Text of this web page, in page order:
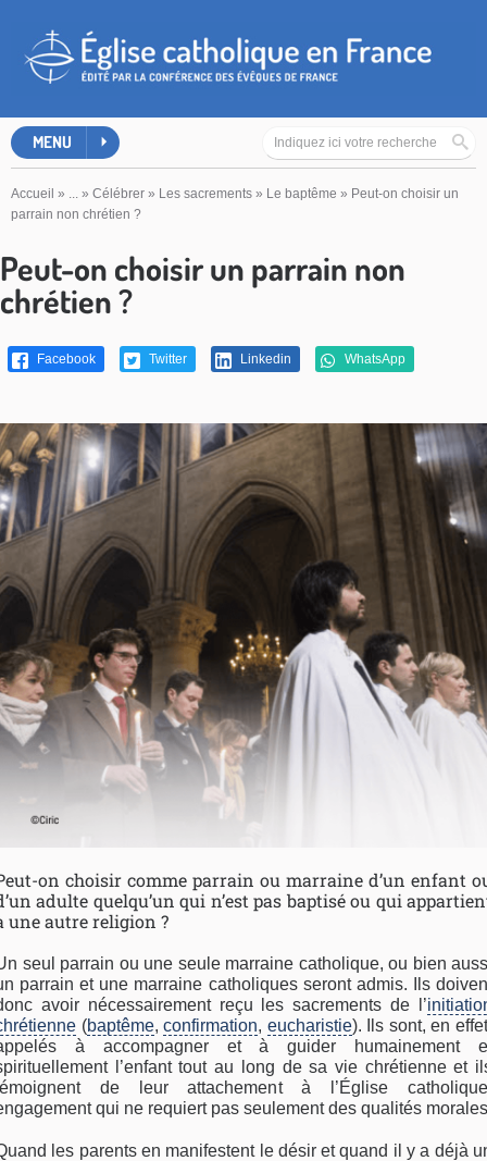
MENU
Accueil » ... » Célébrer » Les sacrements » Le baptême » Peut-on choisir un
parrain non chrétien ?
Peut-on choisir un parrain non
chrétien ?
Facebook Twitter Linkedin WhatsApp
on choisir comme parrain ou marraine d’un enfant
adulte quelqu’un qui n’est pas baptisé ou qui
une autre religion ?
seul parrain ou une seule marraine catholique, ou bien
parrain et une marraine catholiques seront admis. Ils
avoir nécessairement reçu les sacrements de l’
(baptême,confirmation, eucharistie). Ils sont, en
à accompagner et à guider humainement
l’enfant tout au long de sa vie chrétienne et
de leur attachement à l’Église
qui ne requiert pas seulement des qualités
les parents en manifestent le désir et quand il y a déjà